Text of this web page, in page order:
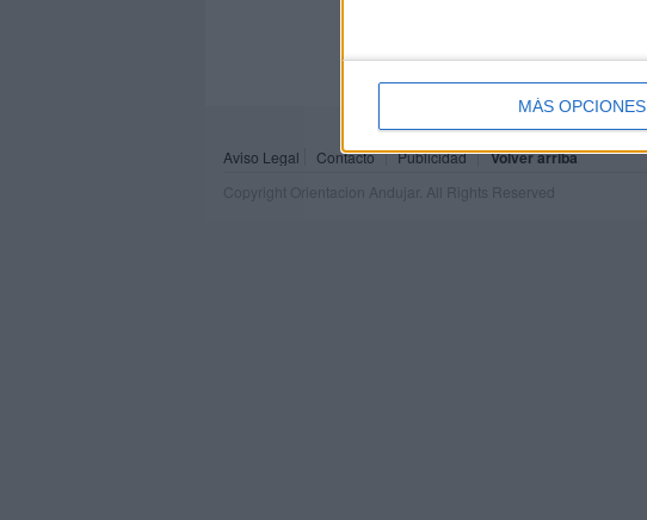
MÁS OPCIONES
Aviso Legal Contacto Publicidad Volver arriba
Copyright Orientacion Andujar. All Rights Reserved